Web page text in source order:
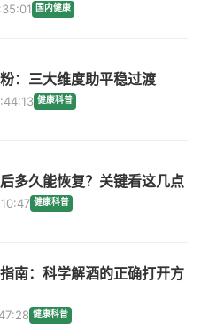
国内健康
：三大维度助平稳过渡
健康科普
多久能恢复？关键看这几点
健康科普
南：科学解酒的正确打开方
健康科普